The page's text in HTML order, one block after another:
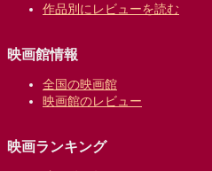
作品別にレビューを読む
映画館情報
全国の映画館
映画館のレビュー
映画ランキング